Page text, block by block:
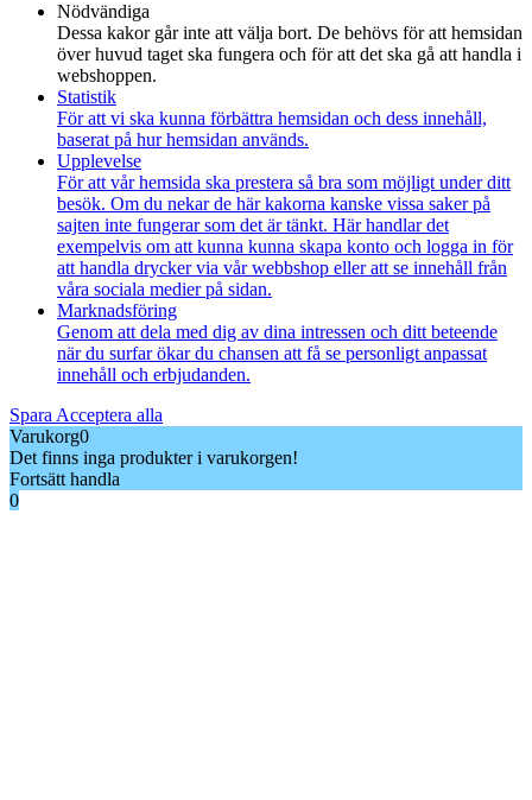
Nödvändiga
Dessa kakor går inte att välja bort. De behövs för att hemsidan
över huvud taget ska fungera och för att det ska gå att handla i
webshoppen.
Statistik
För att vi ska kunna förbättra hemsidan och dess innehåll,
baserat på hur hemsidan används.
Upplevelse
För att vår hemsida ska prestera så bra som möjligt under ditt
besök. Om du nekar de här kakorna kanske vissa saker på
sajten inte fungerar som det är tänkt. Här handlar det
exempelvis om att kunna kunna skapa konto och logga in för
att handla drycker via vår webbshop eller att se innehåll från
våra sociala medier på sidan.
Marknadsföring
Genom att dela med dig av dina intressen och ditt beteende
när du surfar ökar du chansen att få se personligt anpassat
innehåll och erbjudanden.
Spara Acceptera alla
Varukorg0
Det finns inga produkter i varukorgen!
Fortsätt handla
0